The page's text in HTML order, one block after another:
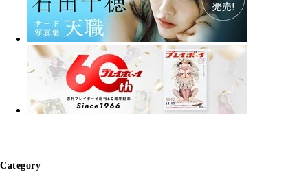
Category